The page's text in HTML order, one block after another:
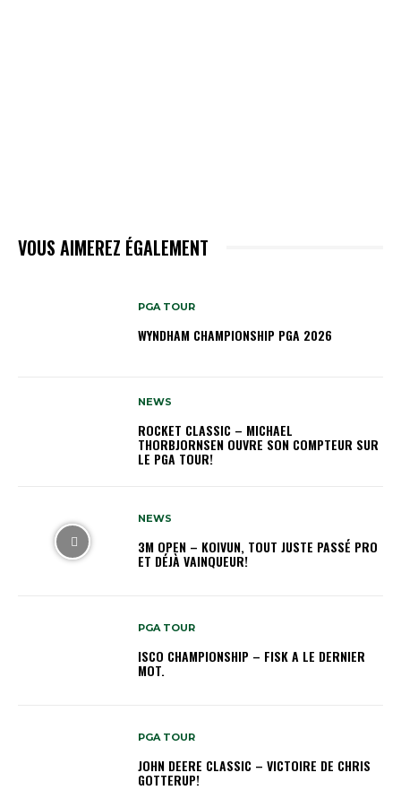
VOUS AIMEREZ ÉGALEMENT
PGA TOUR
WYNDHAM CHAMPIONSHIP PGA 2026
NEWS
ROCKET CLASSIC – MICHAEL
THORBJORNSEN OUVRE SON COMPTEUR SUR
LE PGA TOUR!
NEWS
3M OPEN – KOIVUN, TOUT JUSTE PASSÉ PRO
ET DÉJÀ VAINQUEUR!
PGA TOUR
ISCO CHAMPIONSHIP – FISK A LE DERNIER
MOT.
PGA TOUR
JOHN DEERE CLASSIC – VICTOIRE DE CHRIS
GOTTERUP!